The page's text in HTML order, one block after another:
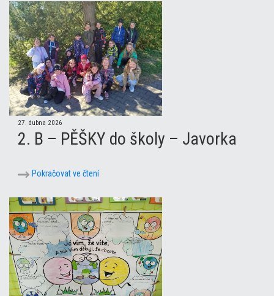
27. dubna 2026
2. B – PĚŠKY do školy – Javorka
Pokračovat ve čtení